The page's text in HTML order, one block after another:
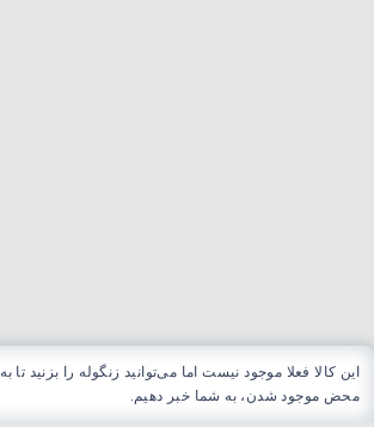
این کالا فعلا موجود نیست اما می‌توانید زنگوله را بزنید تا به
محض موجود شدن، به شما خبر دهیم.